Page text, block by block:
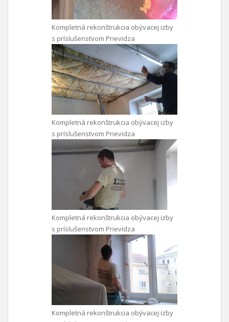
Kompletná rekonštrukcia obývacej izby
s príslušenstvom Prievidza
Kompletná rekonštrukcia obývacej izby
s príslušenstvom Prievidza
Kompletná rekonštrukcia obývacej izby
s príslušenstvom Prievidza
Kompletná rekonštrukcia obývacej izby